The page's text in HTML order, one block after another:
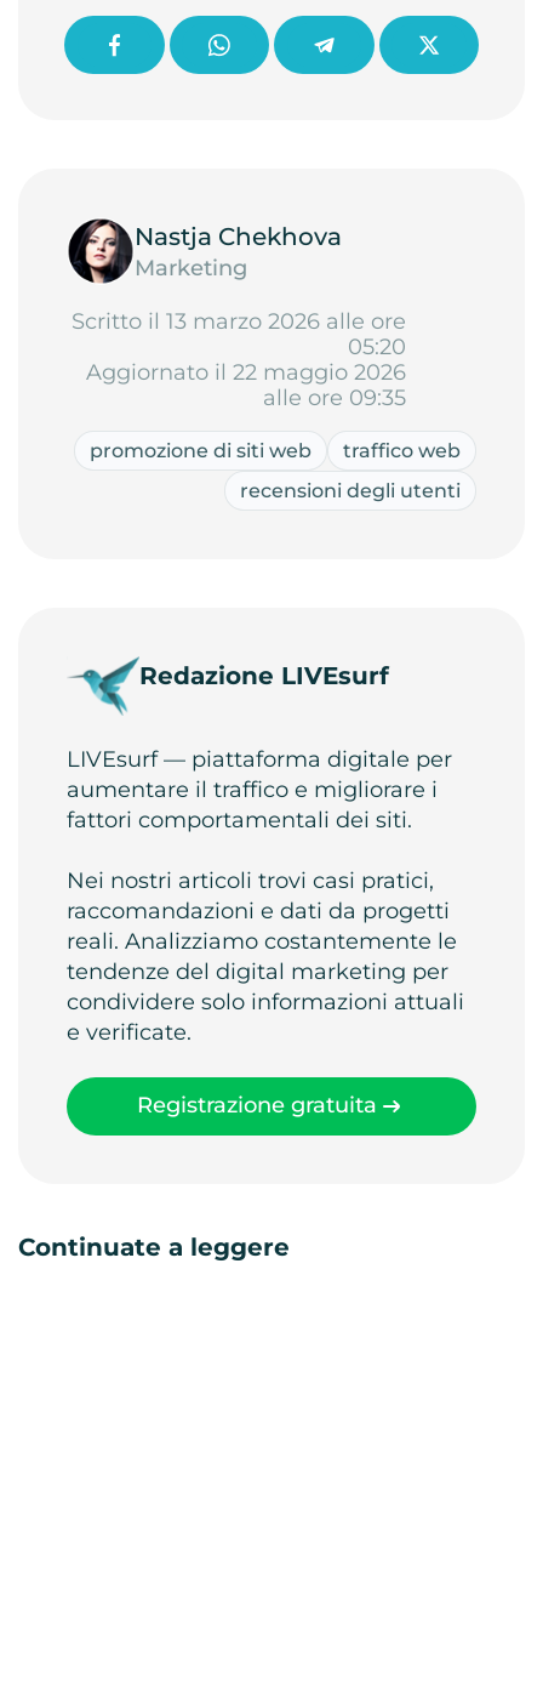
Nastja Chekhova
Marketing
Scritto il 13 marzo 2026 alle ore
05:20
Aggiornato il 22 maggio 2026
alle ore 09:35
promozione di siti web
traffico web
recensioni degli utenti
Redazione LIVEsurf
LIVEsurf — piattaforma digitale per
aumentare il traffico e migliorare i
fattori comportamentali dei siti.
Nei nostri articoli trovi casi pratici,
raccomandazioni e dati da progetti
reali. Analizziamo costantemente le
tendenze del digital marketing per
condividere solo informazioni attuali
e verificate.
Registrazione gratuita
Continuate a leggere